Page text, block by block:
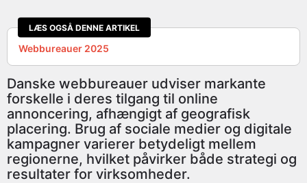
LÆS OGSÅ DENNE ARTIKEL
Webbureauer 2025
Danske webbureauer udviser markante
forskelle i deres tilgang til online
annoncering, afhængigt af geografisk
placering. Brug af sociale medier og digitale
kampagner varierer betydeligt mellem
regionerne, hvilket påvirker både strategi og
resultater for virksomheder.